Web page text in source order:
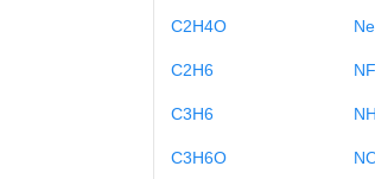
C2H4O
C2H6
C3H6
C3H6O
Ne